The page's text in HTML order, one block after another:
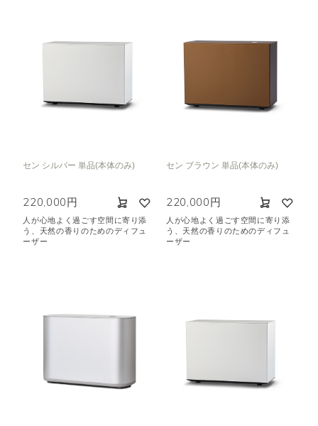
セン シルバー 単品(本体のみ)
220,000円
人が心地よく過ごす空間に寄り添
う、天然の香りのためのディフュ
ーザー
セン ブラウン 単品(本体のみ)
220,000円
人が心地よく過ごす空間に寄り添
う、天然の香りのためのディフュ
ーザー